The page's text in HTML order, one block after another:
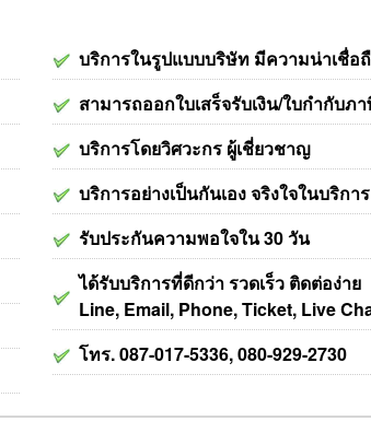
บริการในรูปแบบบริษัท มีความน่าเชื่อ
สามารถออกใบเสร็จรับเงิน/ใบกำกับภ
บริการโดยวิศวะกร ผู้เชี่ยวชาญ
บริการอย่างเป็นกันเอง จริงใจในบริการ
รับประกันความพอใจใน 30 วัน
ได้รับบริการที่ดีกว่า รวดเร็ว ติดต่อง่าย
Line, Email, Phone, Ticket, Live
โทร.087-017-5336,080-929-2730